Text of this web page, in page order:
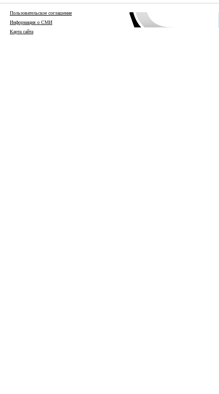
Пользовательское соглашение
Информация о СМИ
Карта сайта